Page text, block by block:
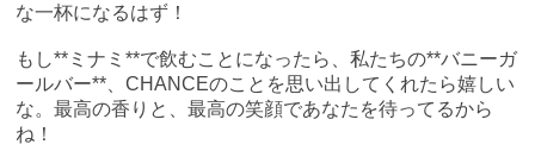
な一杯になるはず！
もし**ミナミ**で飲むことになったら、私たちの**バニーガ
ールバー**、CHANCEのことを思い出してくれたら嬉しい
な。最高の香りと、最高の笑顔であなたを待ってるから
ね！